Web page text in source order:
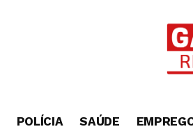
POLÍCIA SAÚDE